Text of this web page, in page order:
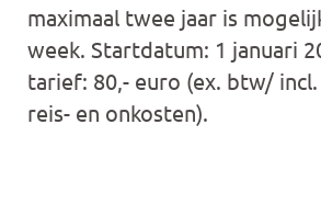
maximaal twee jaar is
week. Startdatum: 1 januari
tarief: 80,- euro (ex. btw/
reis- en onkosten).